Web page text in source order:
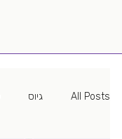
All Posts גיוס